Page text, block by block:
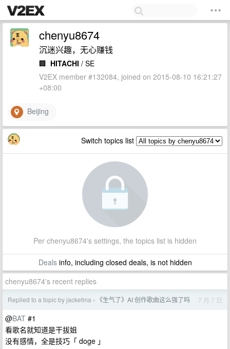
chenyu8674
沉迷兴趣，无心赚钱
🏢 HITACHI / SE
V2EX member #132084, joined on 2015-08-10 16:21:27
+08:00
Beijing
Switch topics list
Per chenyu8674's settings, the topics list is hidden
Dealsinfo, including closed deals, is not hidden
chenyu8674's recent replies
Replied to a topic by jacketma › 《生气了》AI 创作歌曲这么强了吗 7 月 7 日
@BAT #1
看歌名就知道是干拔姐
没有感情，全是技巧「 doge 」